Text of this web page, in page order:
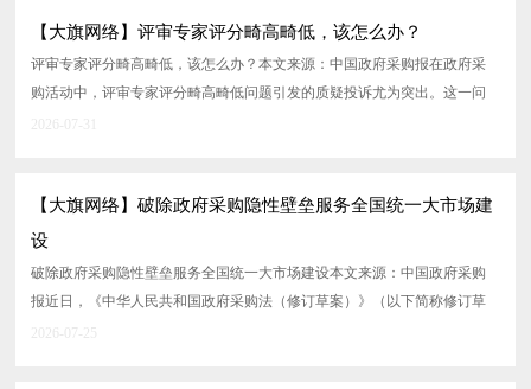
【大旗网络】评审专家评分畸高畸低，该怎么办？
评审专家评分畸高畸低，该怎么办？本文来源：中国政府采购报在政府采
购活动中，评审专家评分畸高畸低问题引发的质疑投诉尤为突出。这一问
题如何处理，处理是否得当，直接...
2026-07-31
【大旗网络】破除政府采购隐性壁垒服务全国统一大市场建
设
破除政府采购隐性壁垒服务全国统一大市场建设本文来源：中国政府采购
报近日，《中华人民共和国政府采购法（修订草案）》（以下简称修订草
案）公开征求意见。其中将“推动...
2026-07-25